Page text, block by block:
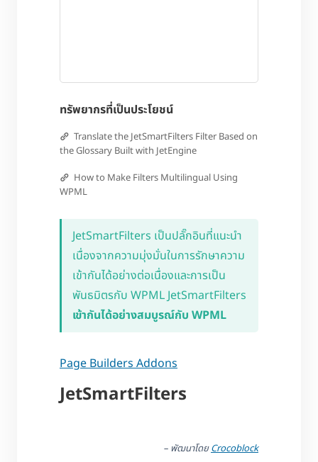
ทรัพยากรที่เป็นประโยชน์
Translate the JetSmartFilters Filter Based on
the Glossary Built with JetEngine
How to Make Filters Multilingual Using
WPML
JetSmartFilters เป็นปลั๊กอินที่แนะนำ
เนื่องจากความมุ่งมั่นในการรักษาความ
เข้ากันได้อย่างต่อเนื่องและการเป็น
พันธมิตรกับ WPML JetSmartFilters
เข้ากันได้อย่างสมบูรณ์กับ WPML
Page Builders Addons
JetSmartFilters
– พัฒนาโดยCrocoblock